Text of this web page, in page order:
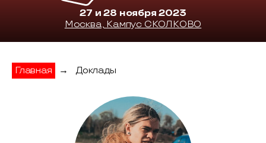
27 и 28 ноября 2023
Москва, Кампус СКОЛКОВО
Главная → Доклады